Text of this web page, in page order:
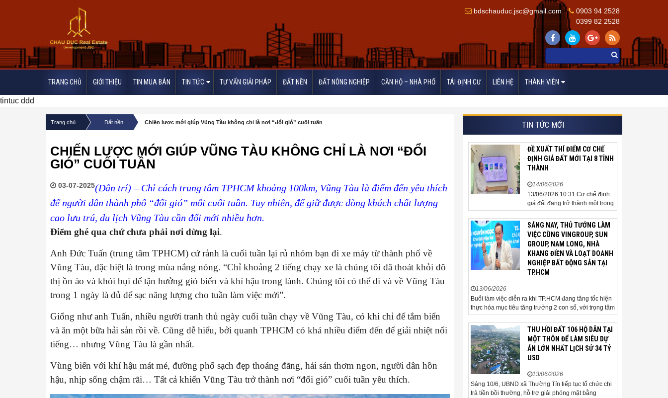
bdschauduc.jsc@gmail.com
0903 94 2528
0399 82 2528
TRANG CHỦ GIỚI THIỆU TIN MUA BÁN TIN TỨC TƯ VẤN GIẢI PHÁP ĐẤT NỀN ĐẤT NÔNG NGHIỆP CĂN HỘ – NHÀ PHỐ TÁI ĐỊNH CƯ LIÊN HỆ THÀNH VIÊN
tintuc ddd
Trang chủ
Đất nền
Chiến lược mới giúp Vũng Tàu không chỉ là nơi “đổi gió” cuối tuần
CHIẾN LƯỢC MỚI GIÚP VŨNG TÀU KHÔNG CHỈ LÀ NƠI “ĐỔI
GIÓ” CUỐI TUẦN
03-07-2025(Dân trí) – Chỉ cách trung tâm TPHCM khoảng 100km, Vũng Tàu là điểm đến yêu thích
để người dân thành phố “đổi gió” mỗi cuối tuần. Tuy nhiên, để giữ được dòng khách chất lượng
cao lưu trú, du lịch Vũng Tàu cần đổi mới nhiều hơn.
Điểm ghé qua chứ chưa phải nơi dừng lại.
Anh Đức Tuấn (trung tâm TPHCM) cứ rảnh là cuối tuần lại rủ nhóm bạn đi xe máy từ thành phố về
Vũng Tàu, đặc biệt là trong mùa nắng nóng. “Chỉ khoảng 2 tiếng chạy xe là chúng tôi đã thoát khỏi đô
thị ồn ào và khói bụi để tận hưởng gió biển và khí hậu trong lành. Chúng tôi có thể đi và về Vũng Tàu
trong 1 ngày là đủ để sạc năng lượng cho tuần làm việc mới”.
Giống như anh Tuấn, nhiều người tranh thủ ngày cuối tuần chạy về Vũng Tàu, có khi chỉ để tắm biển
và ăn một bữa hải sản rồi về. Cũng dễ hiểu, bởi quanh TPHCM có khá nhiều điểm đến để giải nhiệt nổi
tiếng… nhưng Vũng Tàu là gần nhất.
Vùng biển với khí hậu mát mẻ, đường phố sạch đẹp thoáng đãng, hải sản thơm ngon, người dân hồn
hậu, nhịp sống chậm rãi… Tất cả khiến Vũng Tàu trở thành nơi “đổi gió” cuối tuần yêu thích.
TIN TỨC MỚI
ĐỀ XUẤT THÍ ĐIỂM CƠ CHẾ
ĐỊNH GIÁ ĐẤT MỚI TẠI 8 TỈNH
THÀNH
14/06/2026
13/06/2026 10:31 Cơ chế định
giá đất đang trở thành một trong
những nội dung được cộng
đồng doanh nghiệp, các chuyên
gia và cơ quan quản lý đặc biệt
quan tâm khi tác động trực tiếp
đến quá trình triển khai dự án,
thu hút đầu tư và sự phát triển
ổn định của...
SÁNG NAY, THỦ TƯỚNG LÀM
VIỆC CÙNG VINGROUP, SUN
GROUP, NAM LONG, NHÀ
KHANG ĐIỀN VÀ LOẠT DOANH
NGHIỆP BẤT ĐỘNG SẢN TẠI
TP.HCM
13/06/2026
Buổi làm việc diễn ra khi TP.HCM đang tăng tốc hiện
thực hóa mục tiêu tăng trưởng 2 con số, với trọng tâm
là giải ngân đầu tư công, hoàn thiện mô hình chính
quyền địa phương 2 cấp, phát triển nhà ở xã hội và
xử lý các vướng mắc về cơ chế, chính...
THU HỒI ĐẤT 106 HỘ DÂN TẠI
MỘT THÔN ĐỂ LÀM SIÊU DỰ
ÁN LỚN NHẤT LỊCH SỬ 34 TỶ
USD
13/06/2026
Sáng 10/6, UBND xã Thường Tín tiếp tục tổ chức chi
trả tiền bồi thường, hỗ trợ giải phóng mặt bằng